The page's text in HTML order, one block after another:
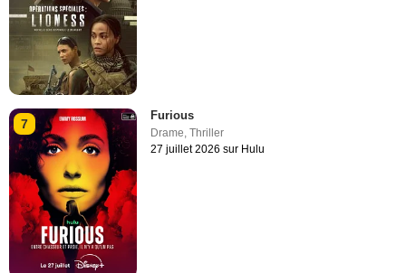
7
Furious
Drame ,Thriller
27 juillet 2026 sur Hulu